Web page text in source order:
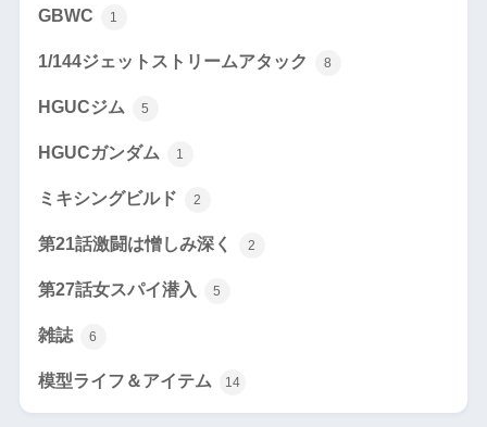
GBWC 1
1/144ジェットストリームアタック 8
HGUCジム 5
HGUCガンダム 1
ミキシングビルド 2
第21話激闘は憎しみ深く 2
第27話女スパイ潜入 5
雑誌 6
模型ライフ＆アイテム 14